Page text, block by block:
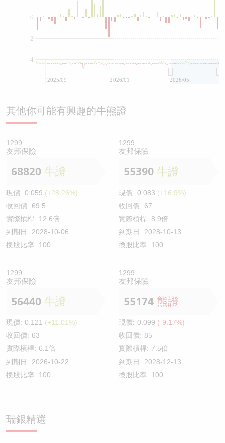
0
-4
-2
2025/09 2026/01 2026/05
其他你可能有興趣的牛熊證
1299
友邦保險
68820 牛證
現價: 0.059 (+28.26%)
收回價: 69.5
實際槓桿: 12.6倍
到期日: 2028-10-06
換股比率: 100
1299
友邦保險
55390 牛證
現價: 0.083 (+16.9%)
收回價: 67
實際槓桿: 8.9倍
到期日: 2028-10-13
換股比率: 100
1299
友邦保險
56440 牛證
現價: 0.121 (+11.01%)
收回價: 63
實際槓桿: 6.1倍
到期日: 2026-10-22
換股比率: 100
1299
友邦保險
55174 熊證
現價: 0.099 (-9.17%)
收回價: 85
實際槓桿: 7.5倍
到期日: 2028-12-13
換股比率: 100
瑞銀精選